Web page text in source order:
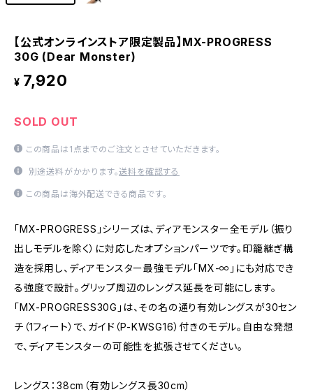
【公式オンラインストア限定製品】MX-PROGRESS
30G (Dear Monster)
¥ 7,920
SOLD OUT
この商品は1点までのご注文とさせていただきます。
別途送料がかかります。送料を確認する
この商品は海外配送できる商品です。
「MX-PROGRESS」シリーズは、ディアモンスター全モデル（振り
出しモデルを除く）に対応したオプションパーツです。印籠継ぎ構
造を採用し、ディアモンスター最強モデル「MX-∞」にも対応でき
る強度で設計。グリップ周辺のレングス延長を可能にします。
「MX-PROGRESS30G」は、その名の通り有効レングスが30セン
チ（1フィート）で、ガイド（P-KWSG16）付きのモデル。自由な発想
で、ディアモンスターの可能性を拡張させてください。
レングス：38cm（有効レングス長30cm）